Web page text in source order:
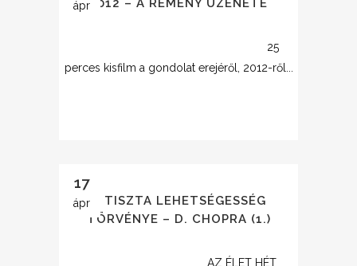
ápr2012 – A REMÉNY ÜZENETE
25
perces kisfilm a gondolat erejéről, 2012-ről...
17
ápr
A TISZTA LEHETSÉGESSÉG
TÖRVÉNYE – D. CHOPRA (1.)
AZ ÉLET HÉT